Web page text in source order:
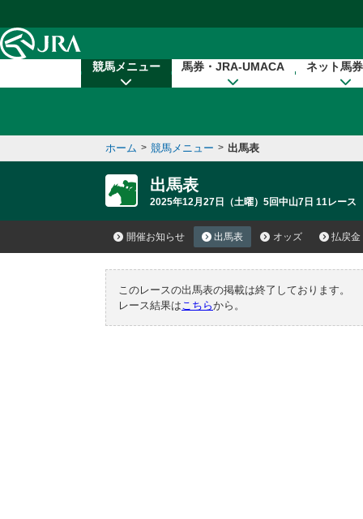
競馬メニュー 馬券・JRA-UMACA ネット馬
ホーム > 競馬メニュー > 出馬表
出馬表
2025年12月27日（土曜）5回中山7日 11レース
開催お知らせ 出馬表 オッズ 払戻金
このレースの出馬表の掲載は終了しております。
レース結果は こちらから。